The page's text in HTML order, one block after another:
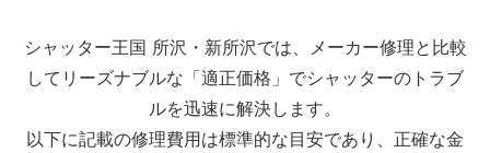
シャッター王国 所沢・新所沢では、メーカー修理と比較
してリーズナブルな「適正価格」でシャッターのトラブ
ルを迅速に解決します。
以下に記載の修理費用は標準的な目安であり、正確な金